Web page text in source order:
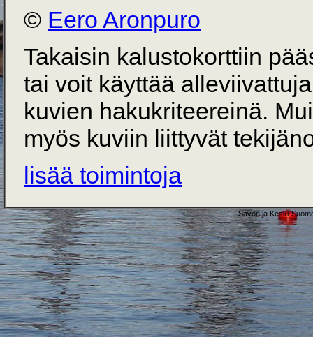
© Eero Aronpuro
Takaisin kalustokorttiin
tai voit käyttää
kuvien hakukriteereinä.
myös kuviin liittyvät
lisää toimintoja
Savon ja Keski-